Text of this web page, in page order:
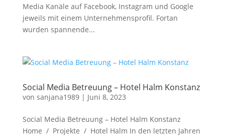
Media Kanäle auf Facebook, Instagram und Google
jeweils mit einem Unternehmensprofil. Fortan
wurden spannende...
Social Media Betreuung – Hotel Halm Konstanz
von sanjana1989| Juni 8, 2023
Social Media Betreuung – Hotel Halm Konstanz
Home / Projekte / Hotel Halm In den letzten Jahren